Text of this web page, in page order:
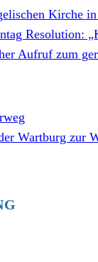
Kirche
Resolution:
Aufruf zum
Wartburg zur